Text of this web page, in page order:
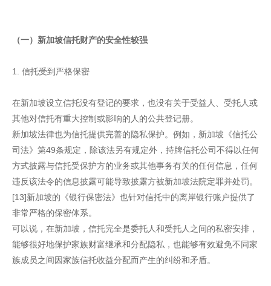
（一）新加坡信托财产的安全性较强
1. 信托受到严格保密
在新加坡设立信托没有登记的要求，也没有关于受益人、受托人或
其他对信托有重大控制或影响的人的公共登记册。
新加坡法律也为信托提供完善的隐私保护。例如，新加坡《信托公
司法》第49条规定，除该法另有规定外，持牌信托公司不得以任何
方式披露与信托受保护方的业务或其他事务有关的任何信息，任何
违反该法令的信息披露可能导致披露方被新加坡法院定罪并处罚。
[13]新加坡的《银行保密法》也针对信托中的离岸银行账户提供了
非常严格的保密体系。
可以说，在新加坡，信托完全是委托人和受托人之间的私密安排，
能够很好地保护家族财富继承和分配隐私，也能够有效避免不同家
族成员之间因家族信托收益分配而产生的纠纷和矛盾。